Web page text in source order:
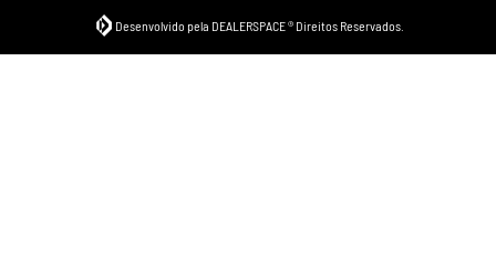
Desenvolvido pela DEALERSPACE ® Direitos Reservados.